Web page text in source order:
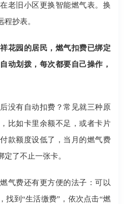
老旧小区更换智能燃气表。换
程抄表。
花园的居民，燃气扣费已绑定
动划拨，每次都要自己操作，
没有自动扣费？常见就三种原
比如卡里余额不足，或者卡片
款额度设低了，当月的燃气费
了不止一张卡。
费还有更方便的法子：可以
找到“生活缴费”，依次点击“燃